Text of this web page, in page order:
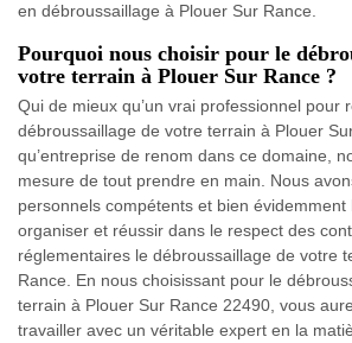
en débroussaillage à Plouer Sur Rance.
Pourquoi nous choisir pour le
votre terrain à Plouer Sur Rance ?
Qui de mieux qu’un vrai professionnel pour
débroussaillage de votre terrain à Plouer
qu’entreprise de renom dans ce domaine,
mesure de tout prendre en main. Nous
personnels compétents et bien
organiser et réussir dans le respect des
réglementaires le débroussaillage de votre
Rance. En nous choisissant pour le
terrain à Plouer Sur Rance 22490, vous
travailler avec un véritable expert en la